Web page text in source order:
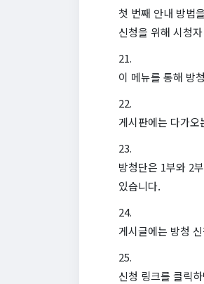
첫 번째 안내 방법
신청을 위해 시청
이 메뉴를 통해 방
게시판에는 다가오
방청단은 1부와 2
있습니다.
게시글에는 방청
신청 링크를 클릭